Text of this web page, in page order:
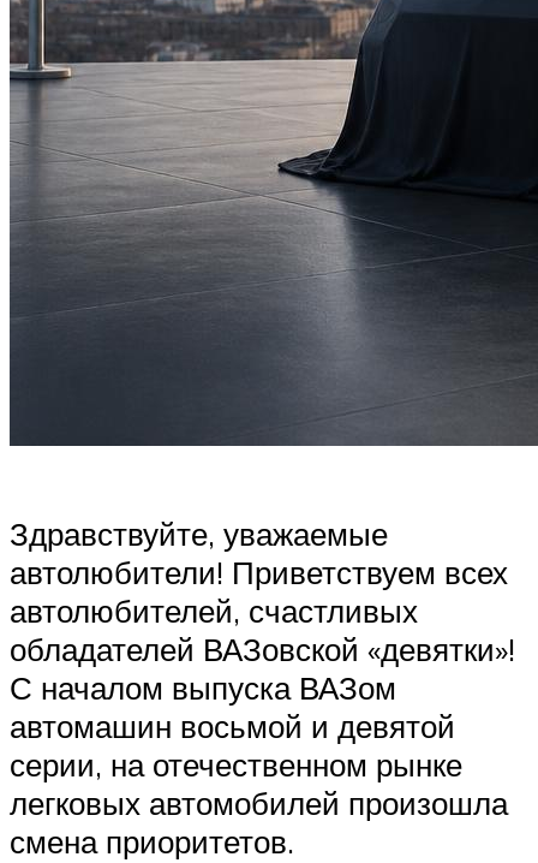
Здравствуйте, уважаемые
автолюбители! Приветствуем всех
автолюбителей, счастливых
обладателей ВАЗовской «девятки»!
С началом выпуска ВАЗом
автомашин восьмой и девятой
серии, на отечественном рынке
легковых автомобилей произошла
смена приоритетов.